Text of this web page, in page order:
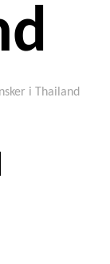
i Thailand